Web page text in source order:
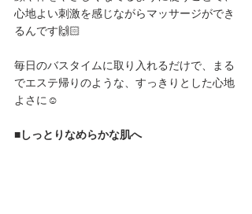
心地よい刺激を感じながらマッサージができ
るんです🙌🏻
毎日のバスタイムに取り入れるだけで、まる
でエステ帰りのような、すっきりとした心地
よさに☺️
■しっとりなめらかな肌へ